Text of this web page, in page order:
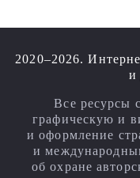
2020–2026.
и
Все ресурсы
графическую и
и оформление
и
об охране